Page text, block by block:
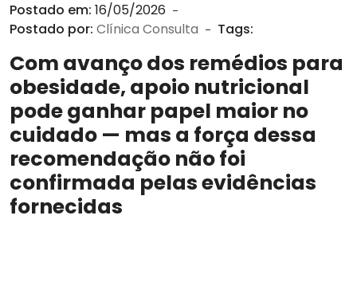
Postado em: 16/05/2026
Postado por: Clínica Consulta Tags:
Com avanço dos remédios para
obesidade, apoio nutricional
pode ganhar papel maior no
cuidado — mas a força dessa
recomendação não foi
confirmada pelas evidências
fornecidas